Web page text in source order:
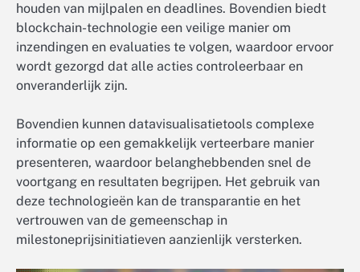
houden van mijlpalen en deadlines. Bovendien biedt
blockchain-technologie een veilige manier om
inzendingen en evaluaties te volgen, waardoor ervoor
wordt gezorgd dat alle acties controleerbaar en
onveranderlijk zijn.
Bovendien kunnen datavisualisatietools complexe
informatie op een gemakkelijk verteerbare manier
presenteren, waardoor belanghebbenden snel de
voortgang en resultaten begrijpen. Het gebruik van
deze technologieën kan de transparantie en het
vertrouwen van de gemeenschap in
milestoneprijsinitiatieven aanzienlijk versterken.